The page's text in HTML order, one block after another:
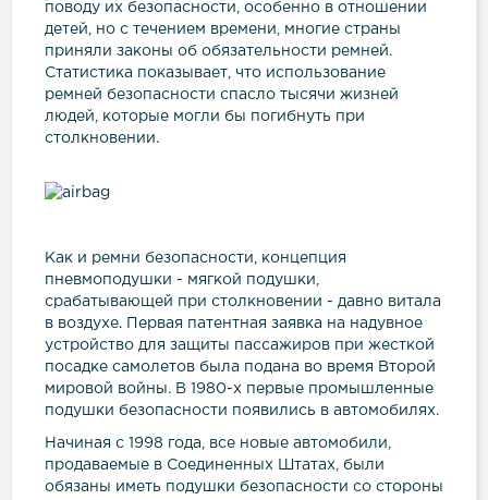
поводу их безопасности, особенно в отношении
детей, но с течением времени, многие страны
приняли законы об обязательности ремней.
Статистика показывает, что использование
ремней безопасности спасло тысячи жизней
людей, которые могли бы погибнуть при
столкновении.
Как и ремни безопасности, концепция
пневмоподушки - мягкой подушки,
срабатывающей при столкновении - давно витала
в воздухе. Первая патентная заявка на надувное
устройство для защиты пассажиров при жесткой
посадке самолетов была подана во время Второй
мировой войны. В 1980-х первые промышленные
подушки безопасности появились в автомобилях.
Начиная с 1998 года, все новые автомобили,
продаваемые в Соединенных Штатах, были
обязаны иметь подушки безопасности со стороны